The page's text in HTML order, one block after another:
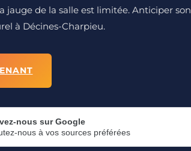
de la salle est limitée. Anticiper son
à Décines-Charpieu.
nous sur Google
nous à vos sources préférées